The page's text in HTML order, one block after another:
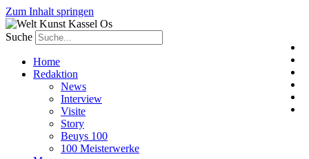
Zum Inhalt springen
Suche
Home
Redaktion
News
Interview
Visite
Story
Beuys 100
100 Meisterwerke